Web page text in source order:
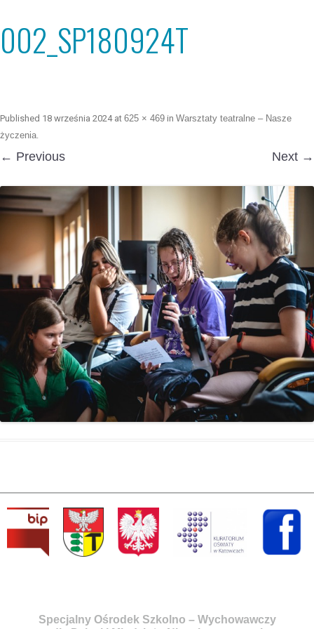
002_SP180924T
Published 18 września 2024at 625 × 469 in Warsztaty teatralne – Nasze
życzenia.
← Previous Next →
Specjalny Ośrodek Szkolno – Wychowawczy